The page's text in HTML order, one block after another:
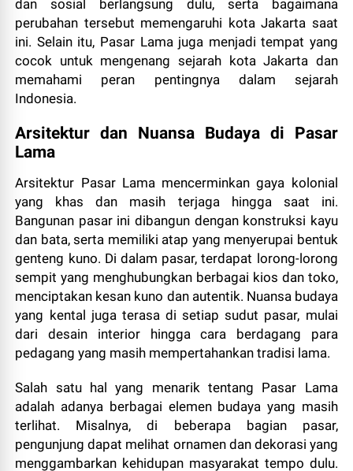
dan sosial berlangsung dulu, serta bagaimana
perubahan tersebut memengaruhi kota Jakarta saat
ini. Selain itu, Pasar Lama juga menjadi tempat yang
cocok untuk mengenang sejarah kota Jakarta dan
memahami peran pentingnya dalam sejarah
Indonesia.
Arsitektur dan Nuansa Budaya di Pasar
Lama
Arsitektur Pasar Lama mencerminkan gaya kolonial
yang khas dan masih terjaga hingga saat ini.
Bangunan pasar ini dibangun dengan konstruksi kayu
dan bata, serta memiliki atap yang menyerupai bentuk
genteng kuno. Di dalam pasar, terdapat lorong-lorong
sempit yang menghubungkan berbagai kios dan toko,
menciptakan kesan kuno dan autentik. Nuansa budaya
yang kental juga terasa di setiap sudut pasar, mulai
dari desain interior hingga cara berdagang para
pedagang yang masih mempertahankan tradisi lama.
Salah satu hal yang menarik tentang Pasar Lama
adalah adanya berbagai elemen budaya yang masih
terlihat. Misalnya, di beberapa bagian pasar,
pengunjung dapat melihat ornamen dan dekorasi yang
menggambarkan kehidupan masyarakat tempo dulu.